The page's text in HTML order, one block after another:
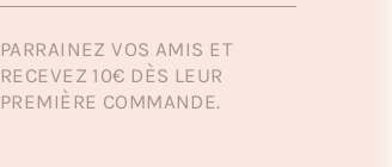
PARRAINEZ VOS AMIS ET
RECEVEZ 10€ DÈS LEUR
PREMIÈRE COMMANDE.